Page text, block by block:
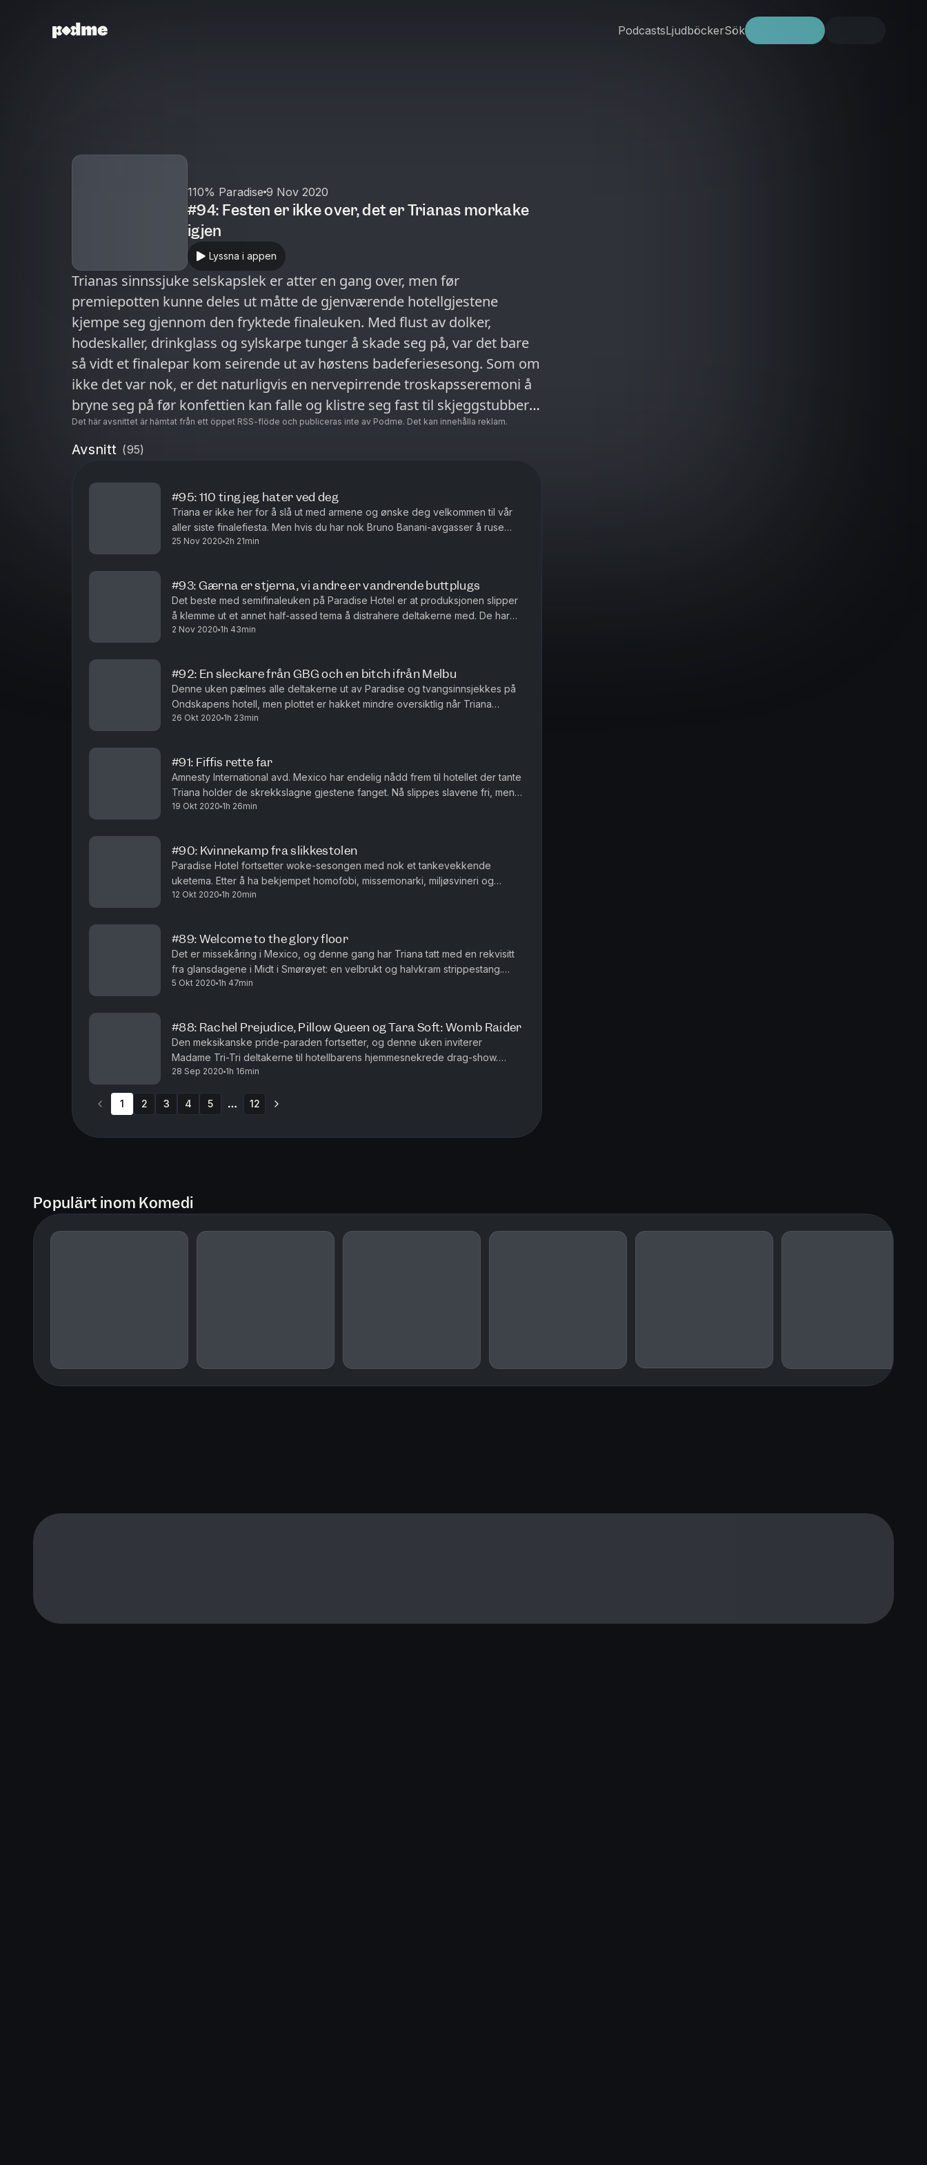
PodcastsLjudböckerSök
110% Paradise 9 Nov 2020
#94: Festen er ikke over, det er Trianas morkake
igjen
Lyssna i appen
Trianas sinnssjuke selskapslek er atter en gang over, men før
premiepotten kunne deles ut måtte de gjenværende hotellgjestene
kjempe seg gjennom den fryktede finaleuken. Med flust av dolker,
hodeskaller, drinkglass og sylskarpe tunger å skade seg på, var det bare
så vidt et finalepar kom seirende ut av høstens badeferiesesong. Som om
ikke det var nok, er det naturligvis en nervepirrende troskapsseremoni å
bryne seg på før konfettien kan falle og klistre seg fast til skjeggstubber
og sololjede skuldre. Ble det noe backstabbing i ryggen helt på tampen av
sesongen, og fikk vi til slutt en 110 prosent verdig vinner? Det trenger du
meksikansk lager og en skvett Bruno Banani, og la
ekspertkommentatorene Vida Lill, Tara Lill, Eirik Lill og Ida Lill
oppsummere faenskapet. Vaya con dios og viva la bam!
Det här avsnittet är hämtat från ett öppet RSS-flöde och publiceras inte av Podme. Det kan innehålla reklam.
Avsnitt (95)
#95: 110 ting jeg hater ved deg
Triana er ikke her for å slå ut med armene og ønske deg velkommen til vår
aller siste finalefiesta. Men hvis du har nok Bruno Banani-avgasser å ruse
deg på til å holde ut gjennom våre siste timer samm...
25 Nov 2020 2h 21min
#93: Gærna er stjerna, vi andre er vandrende buttplugs
Det beste med semifinaleuken på Paradise Hotel er at produksjonen slipper
å klemme ut et annet half-assed tema å distrahere deltakerne med. De har
nok å tenke på når de skal klamre seg fast til bassen...
2 Nov 2020 1h 43min
#92: En sleckare från GBG och en bitch ifrån Melbu
Denne uken pælmes alle deltakerne ut av Paradise og tvangsinnsjekkes på
Ondskapens hotell, men plottet er hakket mindre oversiktlig når Triana
skriver manus enn når Stephen King gjør det. Faktisk kan ...
26 Okt 2020 1h 23min
#91: Fiffis rette far
Amnesty International avd. Mexico har endelig nådd frem til hotellet der tante
Triana holder de skrekkslagne gjestene fanget. Nå slippes slavene fri, men
ikke før det kommer luntende inn nok et fruent...
19 Okt 2020 1h 26min
#90: Kvinnekamp fra slikkestolen
Paradise Hotel fortsetter woke-sesongen med nok et tankevekkende
uketema. Etter å ha bekjempet homofobi, missemonarki, miljøsvineri og
klimaforandringer, er det patriarkatet som skal pælmes over kante...
12 Okt 2020 1h 20min
#89: Welcome to the glory floor
Det er missekåring i Mexico, og denne gang har Triana tatt med en rekvisitt
fra glansdagene i Midt i Smørøyet: en velbrukt og halvkram strippestang.
Hotellgjestene gjør som de er vant til når de ser e...
5 Okt 2020 1h 47min
#88: Rachel Prejudice, Pillow Queen og Tara Soft: Womb Raider
Den meksikanske pride-paraden fortsetter, og denne uken inviterer
Madame Tri-Tri deltakerne til hotellbarens hjemmesnekrede drag-show.
Mens enkelte av deltakerne trekker på seg et par lavthengende tru...
28 Sep 2020 1h 16min
1 2 3 4 5 12
Populärt inom Komedi